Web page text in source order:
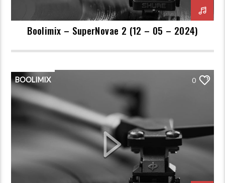
Boolimix – SuperNovae 2 (12 – 05 – 2024)
BOOLIMIX 0